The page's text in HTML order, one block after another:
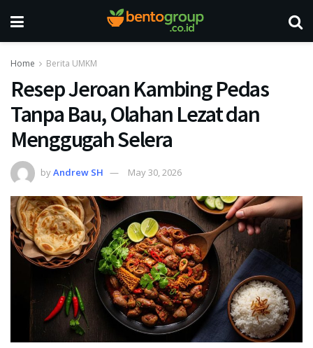
Home Berita UMKM
Resep Jeroan Kambing Pedas
Tanpa Bau, Olahan Lezat dan
Menggugah Selera
byAndrew SH May 30, 2026